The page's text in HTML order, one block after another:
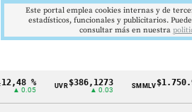
Cintillo
%
▲ 0.05
UVR$386,1273
▲ 0.03
SMMLV
Este portal emplea cookies internas y de
estadísticos, funcionales y publicitarios.
consultar más en nuestra